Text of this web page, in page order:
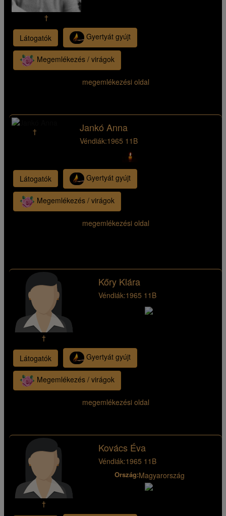
†
Látogatók Gyertyát gyújt
Megemlékezés / virágok
megemlékezési oldal
† Jankó Anna
Véndiák:1965 11B
Látogatók Gyertyát gyújt
Megemlékezés / virágok
megemlékezési oldal
†
Kőry Klára
Véndiák:1965 11B
Látogatók Gyertyát gyújt
Megemlékezés / virágok
megemlékezési oldal
†
Kovács Éva
Véndiák:1965 11B
Ország:Magyarország